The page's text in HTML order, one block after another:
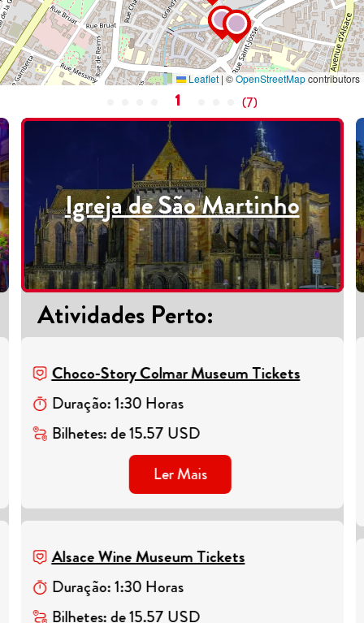
Leaflet | ©OpenStreetMapcontributors
1 (7)
Igreja de São Martinho
Atividades Perto:
Choco-Story Colmar Museum Tickets
Duração:1:30 Horas
Bilhetes:de15.57 USD
Ler Mais
Alsace Wine Museum Tickets
Duração:1:30 Horas
Bilhetes:de15.57 USD